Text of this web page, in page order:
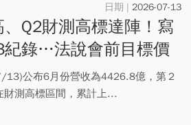
2026-07-13
Q2財測高標達陣！寫
紀錄…法說會前目標價
公布6月份營收為4426.8億，第２
測高標區間，累計上...